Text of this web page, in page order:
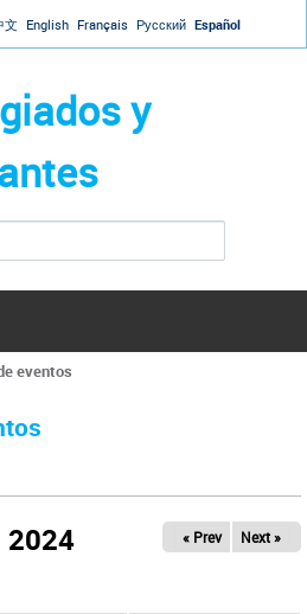
to navigation
文 English Français Русский Español
y
eventos
2024 « Prev Next »